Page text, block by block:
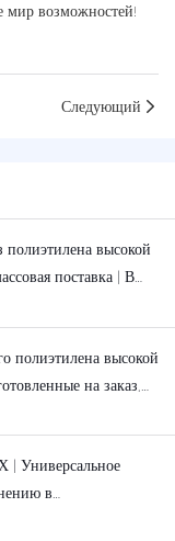
мир возможностей!
Следующий
высокой
поставка | В
полиэтилена высокой
на заказ,
| Универсальное
в